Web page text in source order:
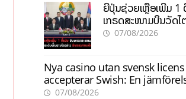
ຍີ່ປຸ່ນຊ່ວຍເຫຼືອເພີ່ມ 1
ເກຣດສະໜາມບິນວັດໄ
ການເຕີບໂຕ
07/08/2026
Nya casino utan svensk
accepterar Swish: En
07/08/2026